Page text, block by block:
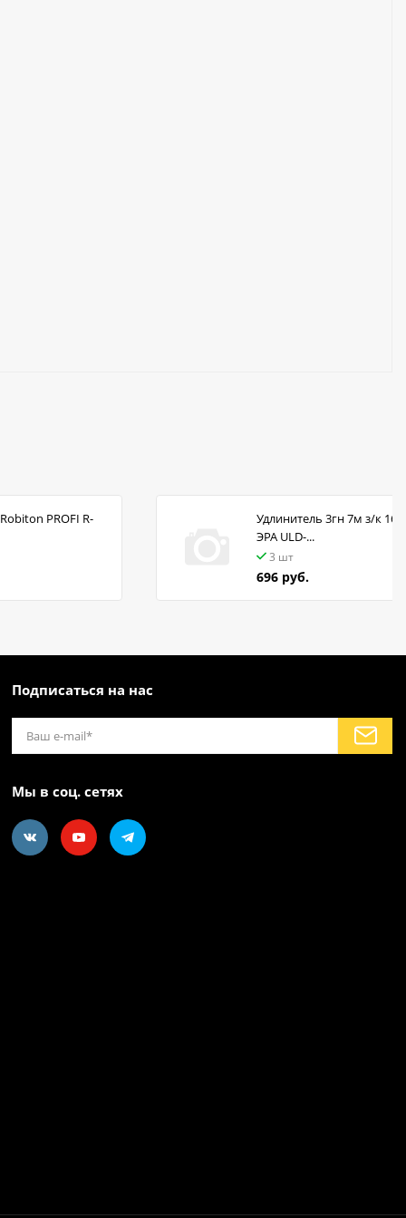
PROFI R-
Удлинитель 3гн 7м з/к 16А
ЭРА ULD-...
3 шт
696 руб.
Подписаться на нас
Мы в соц. сетях